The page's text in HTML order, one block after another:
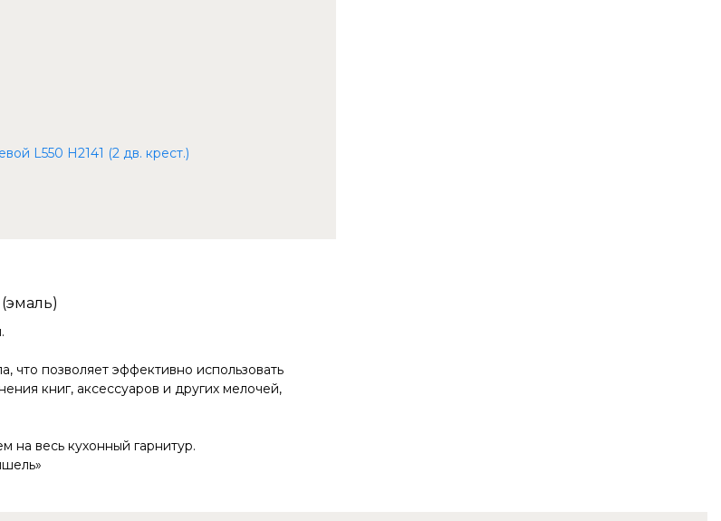
L550 H2141 (2 дв. крест.)
что позволяет эффективно использовать
книг, аксессуаров и других мелочей,
на весь кухонный гарнитур.